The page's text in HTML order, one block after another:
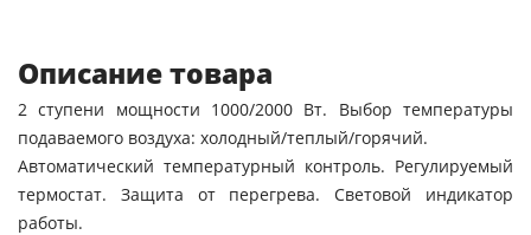
Описание товара
2 ступени мощности 1000/2000 Вт. Выбор температуры
подаваемого воздуха: холодный/теплый/горячий.
Автоматический температурный контроль. Регулируемый
термостат. Защита от перегрева. Световой индикатор
работы.